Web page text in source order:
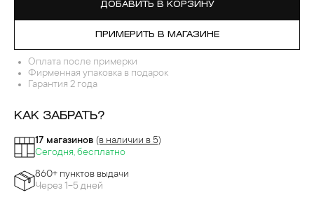
ДОБАВИТЬ В КОРЗИНУ
ПРИМЕРИТЬ В МАГАЗИНЕ
Оплата после примерки
Фирменная упаковка в подарок
Гарантия 2 года
КАК ЗАБРАТЬ?
17 магазинов (в наличии в 5)
Сегодня, бесплатно
860+ пунктов выдачи
Через 1-5 дней